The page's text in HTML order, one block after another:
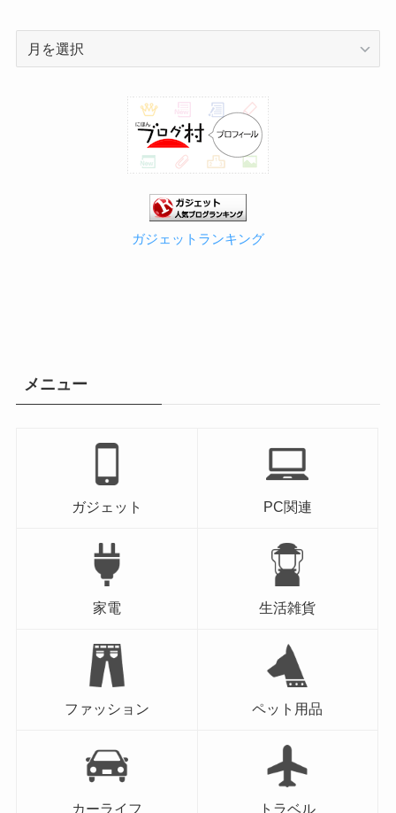
ガジェットランキング
メニュー
ガジェット PC関連
家電 生活雑貨
ファッション ペット用品
カーライフ トラベル